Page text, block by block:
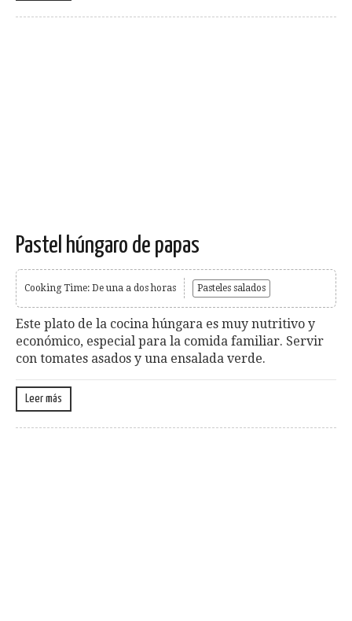
Pastel húngaro de papas
Cooking Time: De una a dos horas Pasteles salados
Este plato de la cocina húngara es muy nutritivo y
económico, especial para la comida familiar. Servir
con tomates asados y una ensalada verde.
Leer más